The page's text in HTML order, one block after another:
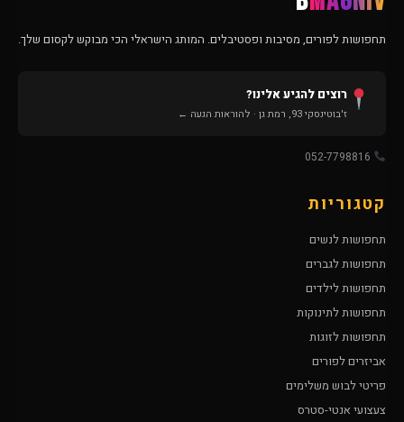
תחפושות לפורים, מסיבות ופסטיבלים. המותג הישראלי הכי מבוקש לקסום שלך.
רוצים להגיע אלינו?
ז'בוטינסקי 93, רמת גן · להוראות הגעה ←
קטגוריות
תחפושות לנשים
תחפושות לגברים
תחפושות לילדים
תחפושות לתינוקות
תחפושות לזוגות
אביזרים לפורים
פריטי לבוש משלימים
צעצועי אנטי-סטרס